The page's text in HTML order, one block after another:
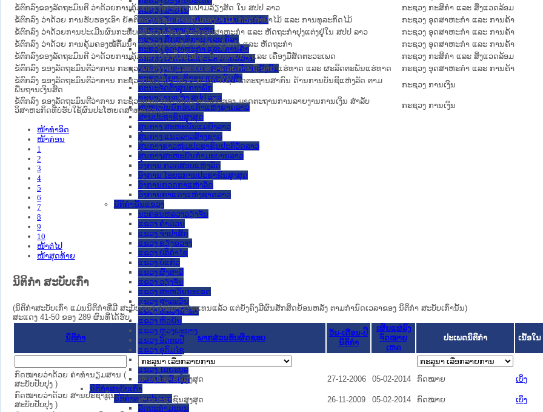
ກະຊວງ ພາຍໃນ
ກະຊວງ ວັດທະນະທຳ ແລະ ການທ່ອງທ່ຽວ
ກະຊວງ ສາທາລະນະສຸກ
ກະຊວງ ສຶກສາທິການ ແລະ ກິລາ
ກະຊວງ ອຸດສາຫະກຳ ແລະ ການຄ້າ
ກະຊວງ ເຕັກໂນໂລຊີ ແລະ ການສື່ສານ
ກະຊວງ ແຮງງານ ແລະ ສະຫວັດດີການສັງຄົມ
ກະຊວງ ໂຍທາທິການ ແລະ ຂົນສົ່ງ
ຄະນະຈັດຕັ້ງສູນກາງພັກ
ທະນາຄານແຫ່ງ ສປປ ລາວ
ສະຫະພັນນັກຮົບເກົ່າແຫ່ງຊາດລາວ
ສານປະຊາຊົນສູງສຸດ
ສູນກາງ ສະຫະພັນແມ່ຍິງລາວ
ສູນກາງ ແນວລາວສ້າງຊາດ
ສູນກາງຊາວໜຸ່ມປະຊາຊົນປະຕິວັດລາວ
ສູນກາງສະຫະພັນກຳມະບານລາວ
ອົງການ ກວດສອບແຫ່ງລັດ
ອົງການ ໄອຍະການປະຊາຊົນສູງສຸດ
ອົງການກວດກາແຫ່ງລັດ
ອົງການກາແດງແຫ່ງຊາດລາວ
ນິຕິກໍາຂັ້ນແຂວງ
ນະ​ຄອນ​ຫລວງວຽງຈັນ
ແຂວງ ຄໍາມ່ວນ
ແຂວງ ຈໍາປາສັກ
ແຂວງ ຊຽງຂວາງ
ແຂວງ ບໍລິຄໍາໄຊ
ແຂວງ ບໍ່ແກ້ວ
ແຂວງ ຜົ້ງສາລີ
ແຂວງ ວຽງຈັນ
ແຂວງ ສະຫວັນນະເຂດ
ແຂວງ ສາລະວັນ
ແຂວງ ຫລວງນໍ້າທາ
ແຂວງ ຫົວພັນ
ແຂວງ ຫຼວງພະບາງ
ແຂວງ ອັດຕະປື
ແຂວງ ອຸດົມໄຊ
ແຂວງ ເຊກອງ
ແຂວງ ໄຊຍະບູລີ
ແຂວງ ໄຊສົມບູນ
ນິຕິກໍາສະບັບເກົ່າ
ນິຕິກຳຕາມປະເພດ
ລັດຖະທໍາມະນູນ
ຂໍ້ຕົກລົງຂອງລັດຖະມົນຕີ ວ່າດ້ວຍການຄຸ້ມຄອງ ກິດຈະການຟາມລ້ຽງສັດ ໃນ ສປປ ລາວ
ກະຊວງ ກະສິກຳ ແລະ ສິ່ງແວດລ້ອມ
ຂໍ້ຕົກລົງ ວ່າດ້ວຍ ການຮັບຮອງເອົາ ຍັດຕິກອງປະຊຸມ ການຄຸ້ມຄອງປ່າໄມ້, ກວດກາປ່າໄມ້ ແລະ ການທຸລະກິດໄມ້
ກະຊວງ ອຸດສາຫະກຳ ແລະ ການຄ້າ
ຂໍ້ຕົກລົງ ວ່າດ້ວຍການປະເມີນຜົນກະທົບຕໍ່ສິ່ງແວດລ້ອມ ສຳລັບອຸດສາຫະກຳ ແລະ ຫັດຖະກຳປຸງແຕ່ງຢູ່ໃນ ສປປ ລາວ
ກະຊວງ ອຸດສາຫະກຳ ແລະ ການຄ້າ
ຂໍ້ຕົກລົງ ວ່າດ້ວຍ ການຄຸ້ມຄອງໝໍ້ຕົ້ມນ້ຳ ໃນໂຮງງານອຸດສາຫະກຳ ປຸງແຕ່ງ ແລະ ຫັດຖະກຳ
ກະຊວງ ອຸດສາຫະກຳ ແລະ ການຄ້າ
ຂໍ້ຕົກລົງຂອງລັດຖະມົນຕີ ວ່າດ້ວຍການຄຸ້ມຄອງ ຫ້ອງປິ່ນປົວສັດ, ຮ້ານຂາຍຢາ ແລະ ເຄື່ອງມືສັດຕະວະເພດ
ກະຊວງ ກະສິກຳ ແລະ ສິ່ງແວດລ້ອມ
ຂໍ້ຕົກລົງ ຂອງລັດຖະມົນຕີວ່າການ ກະຊວງພະລັງງານ ແລະ ບໍ່ແຮ່ ວ່າດ້ວຍການຊື້-ຂາຍ ແຮ່ທາດ ແລະ ຜະລິດຕະພັນແຮ່ທາດ
ກະຊວງ ອຸດສາຫະກຳ ແລະ ການຄ້າ
ຂໍ້ຕົກລົງ ຂອງລັດຖະມົນຕີວ່າການ ກະຊວງການເງິນວ່າດ້ວຍ ການນຳໃຊ້ມາດຕະຖານສາກົນ ດ້ານການບັນຊີແຫ່ງລັດ ຕາມ
ພື້ນຖານເງິນສົດ
ກະຊວງ ການເງິນ
ຂໍ້ຕົກລົງ ຂອງລັດຖະມົນຕີວ່າການ ກະຊວງການເງິນວ່າດ້ວຍ ການຮັບຮອງ ມາດຕະຖານການລາຍງານການເງິນ ສຳລັບ
ວິສາຫະກິດທີ່ບໍ່ຮັບໃຊ້ຜົນປະໂຫຍດສາທາລະນະ
ກະຊວງ ການເງິນ
ໜ້າທໍາອິດ
ໜ້າກ່ອນ
1
2
3
4
5
6
7
8
9
10
ໜ້າຕໍ່ໄປ
ໜ້າສຸດທ້າຍ
ນິຕິກໍາ ສະບັບເກົ່າ
(ນິຕິກໍາສະບັບເກົ່າ ແມ່ນນິຕິກໍາທີ່ມີ ສະບັບປັບປຸງໃໝ່ມາປ່ຽນແທນແລ້ວ ແຕ່ຍັງຄົງມີຜົນສັກສິດຍ້ອນຫລັງ ຕາມກໍານົດເວລາຂອງ ນິຕິກໍາ ສະບັບເກົ່ານັ້ນ)
ສະແດງ 41-50 ຂອງ 289 ຜົນທີ່ໄດ້ຮັບ.
ນິຕິກໍາ ພາກສ່ວນຮັບຜິດຊອບ
ວັນ-ເດືອນ-ປີ
ນິຕິກໍາ
ເຜີຍແຜ່ລົງ
ຈົດໝາຍ
ເຫດ
ປະເພດນິຕິກຳ ເນື້ອໃນ
ກົດໝາຍວ່າດ້ວຍ ຄ່າທຳນຽມສານ (
ສະບັບປັບປຸງ )
ສານປະຊາຊົນສູງສຸດ 27-12-2006 05-02-2014 ກົດໝາຍ
ເບິ່ງ
ກົດໝາຍວ່າດ້ວຍ ສານປະຊາຊົນ (
ສະບັບປັບປຸງ )
ສານປະຊາຊົນສູງສຸດ 26-11-2009 05-02-2014 ກົດໝາຍ
ເບິ່ງ